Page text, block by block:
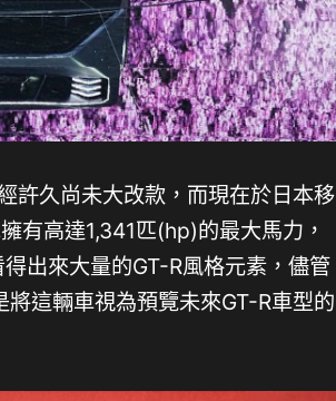
許久尚未大改款，而現在於日本移
有高達1,341匹(hp)的最大馬力，
出來大量的GT-R風格元素，儘管
這輛車視為預覽未來GT-R車型的